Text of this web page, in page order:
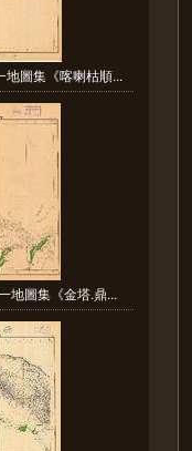
圖集《喀喇枯順...
地圖集《金塔.鼎...